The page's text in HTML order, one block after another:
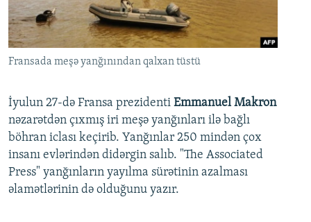
Fransada meşə yanğınından qalxan tüstü
İyulun 27-də Fransa prezidenti Emmanuel Makron
nəzarətdən çıxmış iri meşə yanğınları ilə bağlı
böhran iclası keçirib. Yanğınlar 250 mindən çox
insanı evlərindən didərgin salıb. "The Associated
Press" yanğınların yayılma sürətinin azalması
əlamətlərinin də olduğunu yazır.